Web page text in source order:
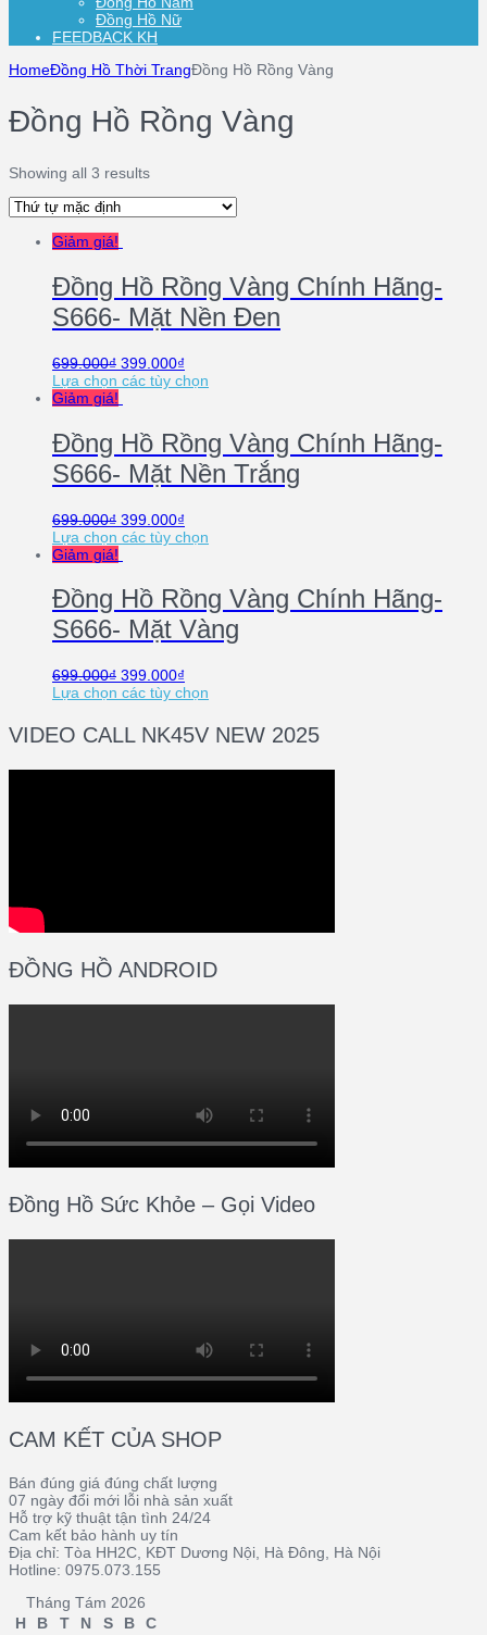
Đồng Hồ Nữ
FEEDBACK KH
HomeĐồng Hồ Thời TrangĐồng Hồ Rồng Vàng
Đồng Hồ Rồng Vàng
Showing all 3 results
Giảm giá!
Đồng Hồ Rồng Vàng Chính Hãng-
S666- Mặt Nền Đen
699.000₫ 399.000₫
Lựa chọn các tùy chọn
Giảm giá!
Đồng Hồ Rồng Vàng Chính Hãng-
S666- Mặt Nền Trắng
699.000₫ 399.000₫
Lựa chọn các tùy chọn
Giảm giá!
Đồng Hồ Rồng Vàng Chính Hãng-
S666- Mặt Vàng
699.000₫ 399.000₫
Lựa chọn các tùy chọn
VIDEO CALL NK45V NEW 2025
ĐỒNG HỒ ANDROID
Đồng Hồ Sức Khỏe – Gọi Video
CAM KẾT CỦA SHOP
Bán đúng giá đúng chất lượng
07 ngày đổi mới lỗi nhà sản xuất
Hỗ trợ kỹ thuật tận tình 24/24
Cam kết bảo hành uy tín
Địa chỉ: Tòa HH2C, KĐT Dương Nội, Hà Đông, Hà Nội
Hotline: 0975.073.155
Tháng Tám 2026
H
B T N S B
C